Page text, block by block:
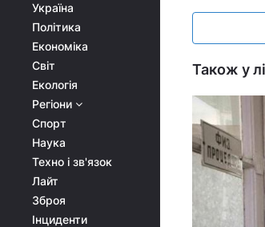
Україна
Політика
Економіка
Світ
Екологія
Регіони
Спорт
Наука
Техно і зв'язок
Лайт
Зброя
Інциденти
Також у